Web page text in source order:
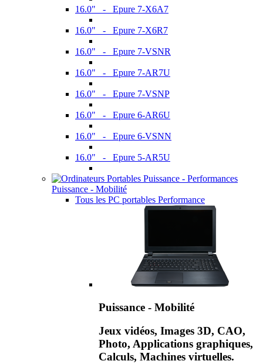
16.0" - Epure 7-X6A7
16.0" - Epure 7-X6R7
16.0" - Epure 7-VSNR
16.0" - Epure 7-AR7U
16.0" - Epure 7-VSNP
16.0" - Epure 6-AR6U
16.0" - Epure 6-VSNN
16.0" - Epure 5-AR5U
Puissance - Mobilité
Tous les PC portables Performance
Puissance - Mobilité
Jeux vidéos, Images 3D, CAO,
Photo, Applications graphiques,
Calculs, Machines virtuelles.